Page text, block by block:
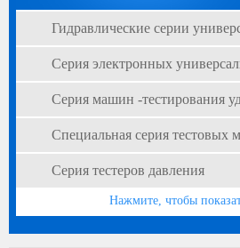
Гидравлические серии
испытательных машин
Серия электронных
машин
Серия машин -тестирования
Специальная серия тестовых
искусственного совета
Серия тестеров давления
Нажмите, чтобы